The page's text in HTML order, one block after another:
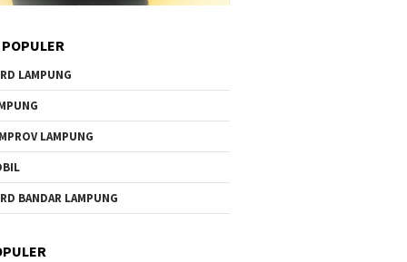
LAMPUNG
LAMPUNG
BANDAR LAMPUNG